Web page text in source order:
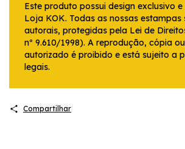
Este produto possui design exclusivo
Loja KOK. Todas as nossas estampas
autorais, protegidas pela Lei de
nº 9.610/1998). A reprodução, cópia
autorizado é proibido e está sujeito a
legais.
Compartilhar